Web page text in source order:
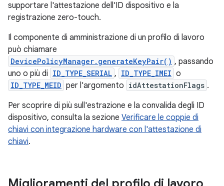
supportare l'attestazione dell'ID dispositivo e la
registrazione zero-touch.
Il componente di amministrazione di un profilo di lavoro
può chiamare
DevicePolicyManager.generateKeyPair() , passando
uno o più di ID_TYPE_SERIAL , ID_TYPE_IMEI o
ID_TYPE_MEID per l'argomento idAttestationFlags .
Per scoprire di più sull'estrazione e la convalida degli ID
dispositivo, consulta la sezione Verificare le coppie di
chiavi con integrazione hardware con l'attestazione di
chiavi.